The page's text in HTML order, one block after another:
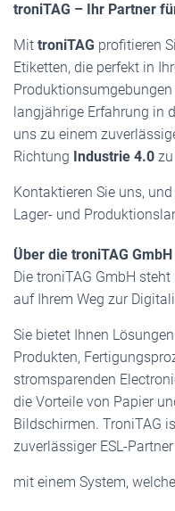
troniTAG – Ihr Partner
Mit troniTAG profitieren
Etiketten, die perfekt in
langjährige Erfahrung in
uns zu einem
Richtung Industrie 4.0
Kontaktieren Sie uns,
Lager- und
Über die troniTAG GmbH
Die troniTAG GmbH
auf Ihrem Weg zur
Sie bietet Ihnen
Produkten,
stromsparenden
die Vorteile von Papier
Bildschirmen. TroniTAG
zuverlässiger ESL-
mit einem System,